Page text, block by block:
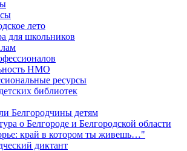
лето
для школьников
НМО
ресурсы
библиотек
Белгородчины детям
о Белгороде и Белгородской области
край в котором ты живешь…"
диктант